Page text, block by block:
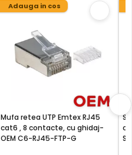
Adauga in cos
Mufa retea UTP Emtex RJ45
cat6 , 8 contacte, cu ghidaj-
OEM C6-RJ45-FTP-G